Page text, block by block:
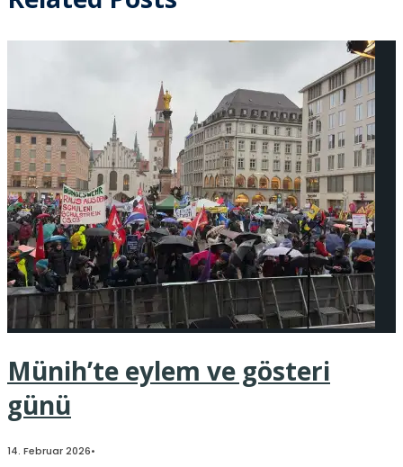
Münih’te eylem ve gösteri
günü
14. Februar 2026•